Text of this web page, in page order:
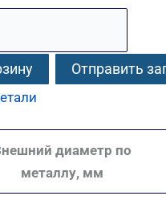
Отправить
диаметр по
металлу, мм